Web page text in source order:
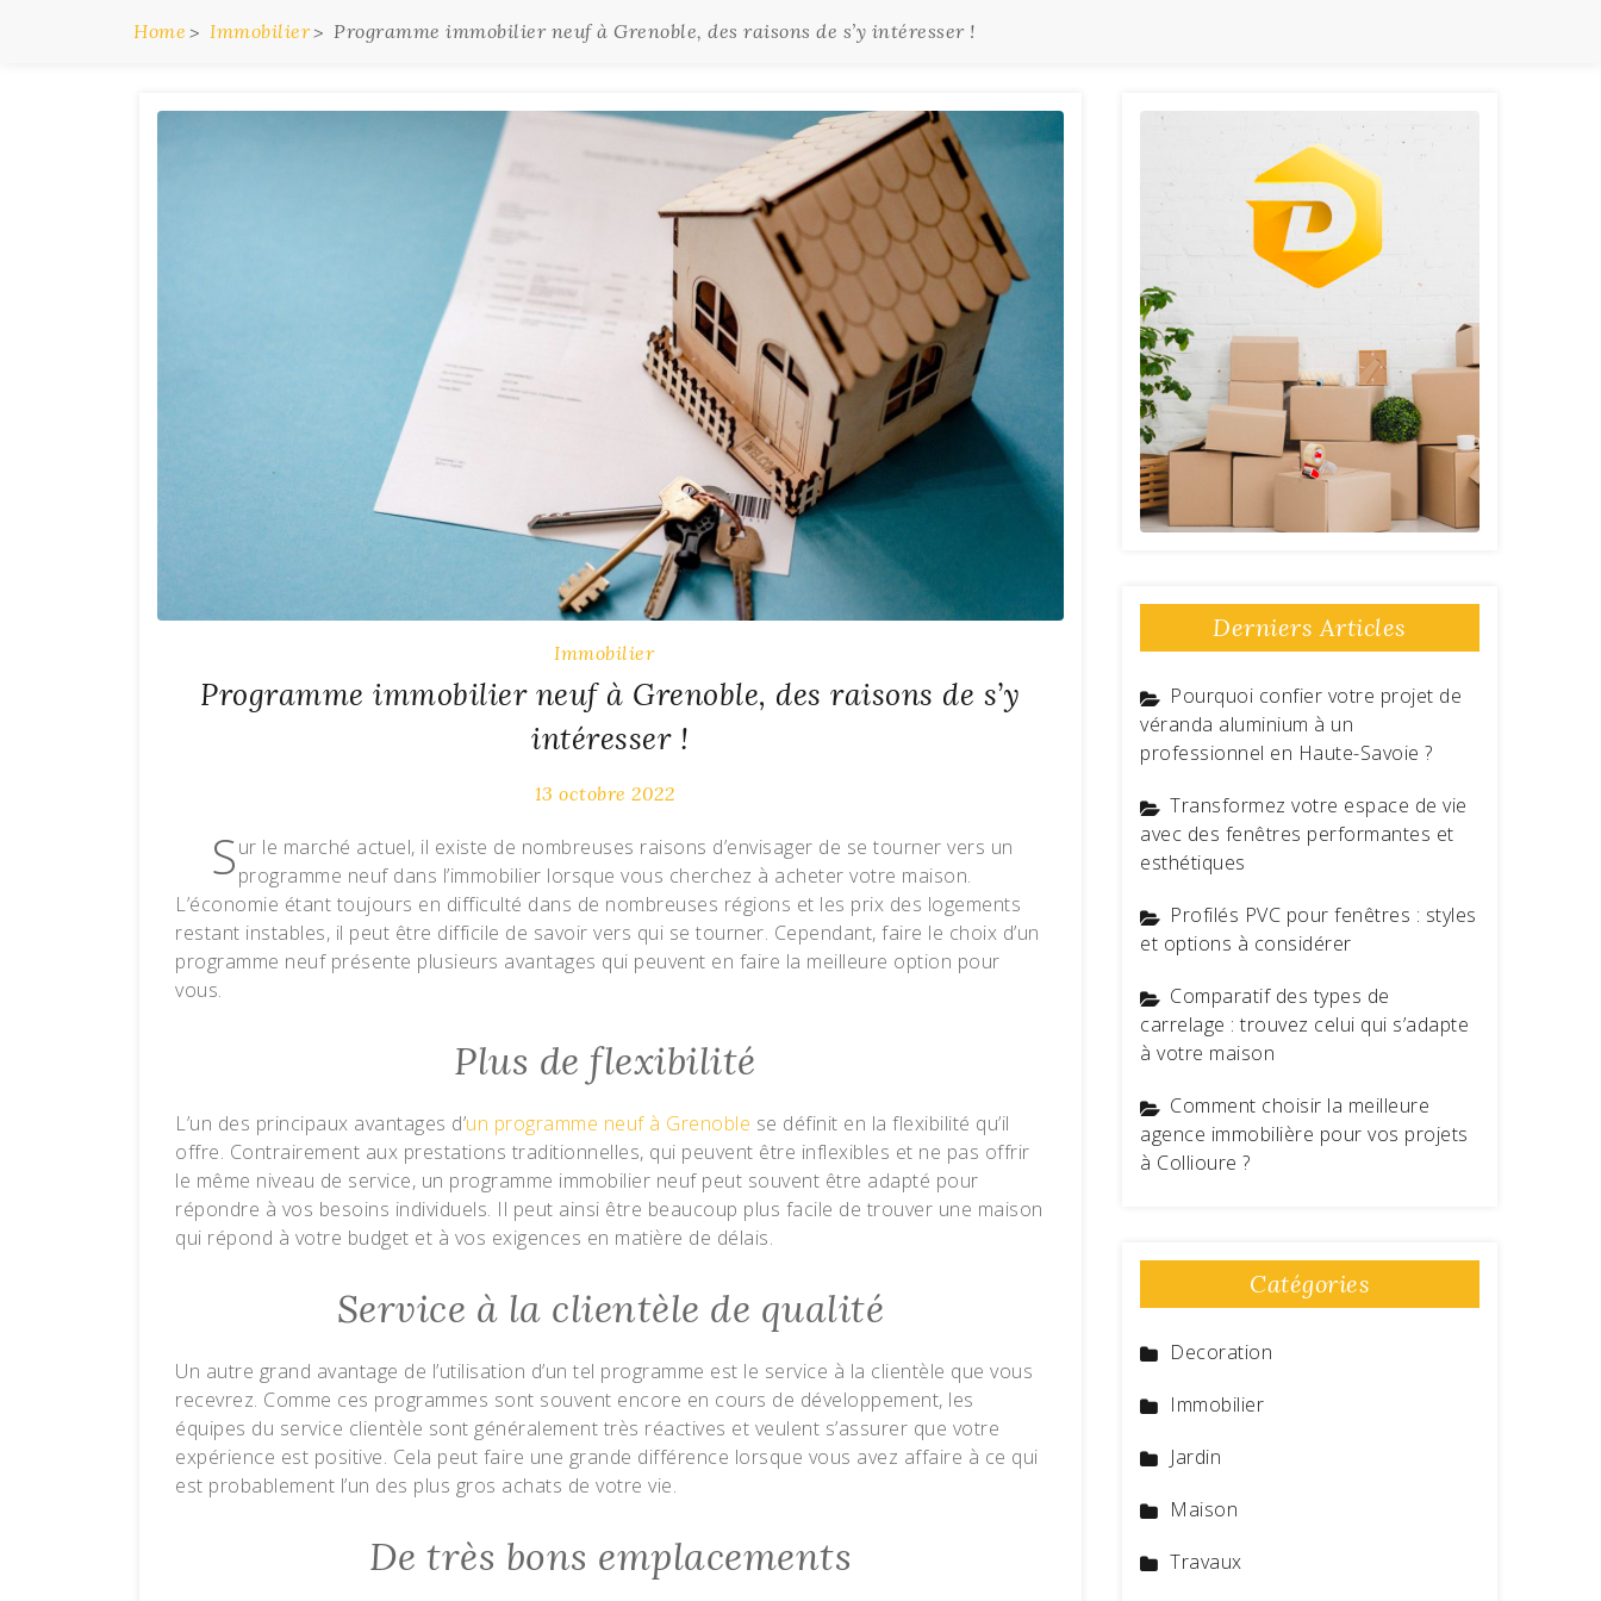
Home Immobilier Programme immobilier neuf à Grenoble, des raisons de s’y intéresser !
Immobilier
Programme immobilier neuf à Grenoble, des raisons de s’y
intéresser !
13 octobre 2022
Sur le marché actuel, il existe de nombreuses raisons d’envisager de se tourner vers un
programme neuf dans l’immobilier lorsque vous cherchez à acheter votre maison.
L’économie étant toujours en difficulté dans de nombreuses régions et les prix des logements
restant instables, il peut être difficile de savoir vers qui se tourner. Cependant, faire le choix d’un
programme neuf présente plusieurs avantages qui peuvent en faire la meilleure option pour
vous.
Plus de flexibilité
L’un des principaux avantages d’un programme neuf à Grenoble se définit en la flexibilité qu’il
offre. Contrairement aux prestations traditionnelles, qui peuvent être inflexibles et ne pas offrir
le même niveau de service, un programme immobilier neuf peut souvent être adapté pour
répondre à vos besoins individuels. Il peut ainsi être beaucoup plus facile de trouver une maison
qui répond à votre budget et à vos exigences en matière de délais.
Service à la clientèle de qualité
Un autre grand avantage de l’utilisation d’un tel programme est le service à la clientèle que vous
recevrez. Comme ces programmes sont souvent encore en cours de développement, les
équipes du service clientèle sont généralement très réactives et veulent s’assurer que votre
expérience est positive. Cela peut faire une grande différence lorsque vous avez affaire à ce qui
est probablement l’un des plus gros achats de votre vie.
De très bons emplacements
Derniers Articles
Pourquoi confier votre projet de
véranda aluminium à un
professionnel en Haute-Savoie ?
Transformez votre espace de vie
avec des fenêtres performantes et
esthétiques
Profilés PVC pour fenêtres : styles
et options à considérer
Comparatif des types de
carrelage : trouvez celui qui s’adapte
à votre maison
Comment choisir la meilleure
agence immobilière pour vos projets
à Collioure ?
Catégories
Decoration
Immobilier
Jardin
Maison
Travaux